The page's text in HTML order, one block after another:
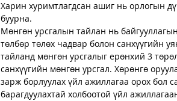
Харин хуримтлагдсан ашиг нь орлогын
буурна.
Мөнгөн урсгалын тайлан нь
төлбөр төлөх чадвар болон санхүүгийн
тайланд мөнгөн урсгалыг ерөнхий 3
санхүүгийн мөнгөн урсгал. Хөрөнгө
зарж борлуулах үйл ажиллагаа орох бол
барагдуулахтай холбоотой үйл